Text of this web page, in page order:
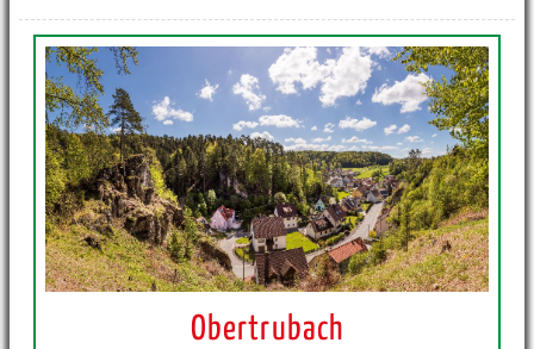
Obertrubach